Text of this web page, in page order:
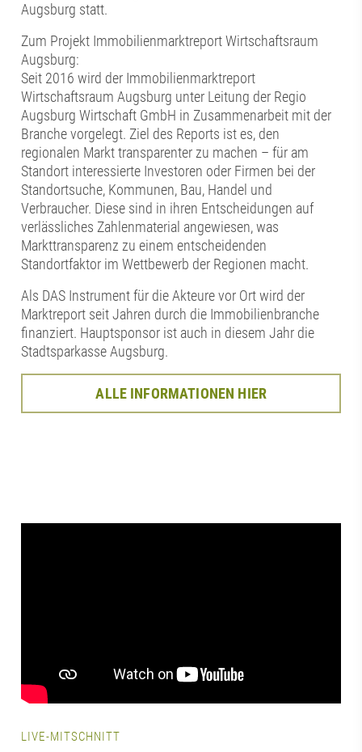
Augsburg statt.
Zum Projekt Immobilienmarktreport Wirtschaftsraum
Augsburg:
Seit 2016 wird der Immobilienmarktreport
Wirtschaftsraum Augsburg unter Leitung der Regio
Augsburg Wirtschaft GmbH in Zusammenarbeit mit der
Branche vorgelegt. Ziel des Reports ist es, den
regionalen Markt transparenter zu machen – für am
Standort interessierte Investoren oder Firmen bei der
Standortsuche, Kommunen, Bau, Handel und
Verbraucher. Diese sind in ihren Entscheidungen auf
verlässliches Zahlenmaterial angewiesen, was
Markttransparenz zu einem entscheidenden
Standortfaktor im Wettbewerb der Regionen macht.
Als DAS Instrument für die Akteure vor Ort wird der
Marktreport seit Jahren durch die Immobilienbranche
finanziert. Hauptsponsor ist auch in diesem Jahr die
Stadtsparkasse Augsburg.
ALLE INFORMATIONEN HIER
LIVE-MITSCHNITT